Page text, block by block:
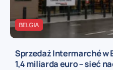
BELGIA
Sprzedaż Intermarché w
1,4 miliarda euro – sieć